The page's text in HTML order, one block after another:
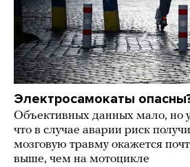
Электросамокаты
Объективных данных мало, но
что в случае аварии риск
мозговую травму окажется
выше, чем на мотоцикле